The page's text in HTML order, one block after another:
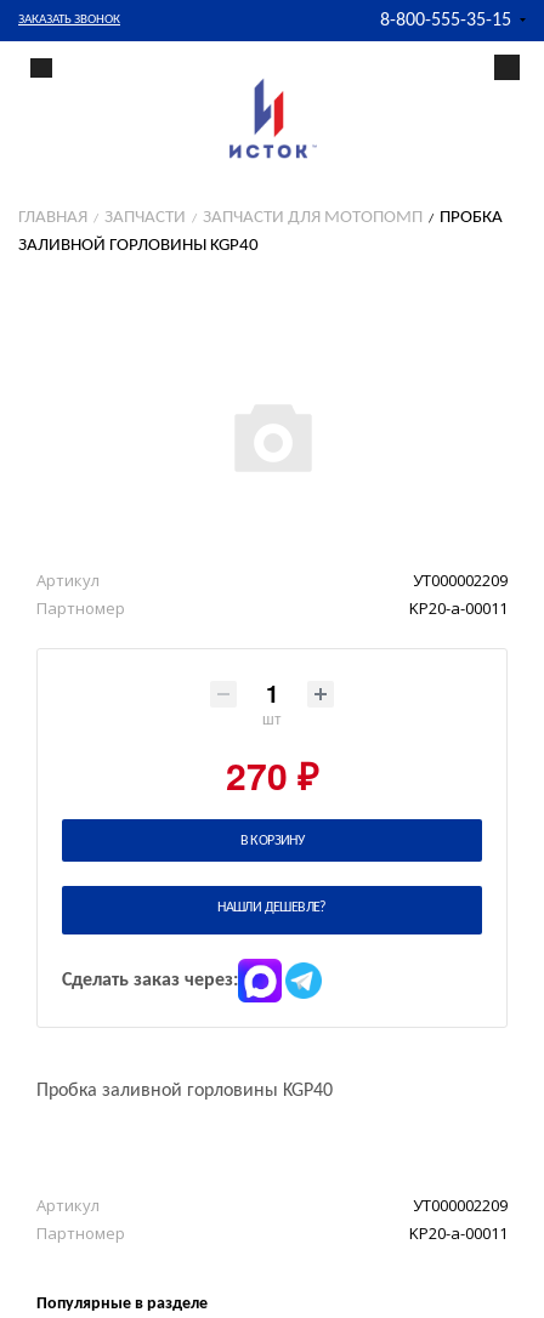
ЗАКАЗАТЬ ЗВОНОК 8-800-555-35-15
ГЛАВНАЯ ЗАПЧАСТИ ЗАПЧАСТИ ДЛЯ МОТОПОМП
ПРОБКА
ЗАЛИВНОЙ ГОРЛОВИНЫ KGP40
Артикул
УТ000002209
Партномер
KP20-a-00011
шт
270 ₽
В КОРЗИНУ
НАШЛИ ДЕШЕВЛЕ?
Сделать заказ через:
Пробка заливной горловины KGP40
Артикул
УТ000002209
Партномер
KP20-a-00011
Популярные в разделе